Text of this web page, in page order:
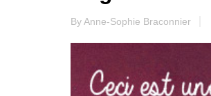
ByAnne-Sophie Braconnier